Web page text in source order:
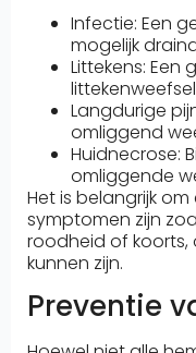
Infectie: Een
mogelijk
Littekens:
Langdurige
omliggend
Huidnecrose:
omliggende
Het is belangrijk
symptomen zijn
roodheid of
kunnen zijn.
Preventie